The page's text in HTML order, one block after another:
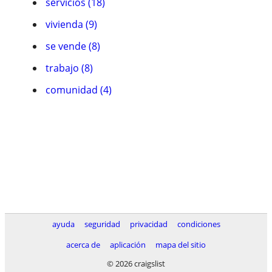
vivienda (9)
se vende (8)
trabajo (8)
comunidad (4)
ayuda seguridad privacidad
condiciones
acerca de
aplicación
mapa del sitio
© 2026 craigslist